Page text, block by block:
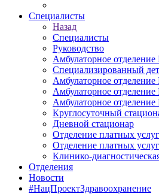
Специалисты
Назад
Специалисты
Руководство
Амбулаторное
Специализированный
Амбулаторное
Амбулаторное
Амбулаторное
Круглосуточный
Дневной стационар
Отделение платных
Отделение платных
Клинико-
Отделения
Новости
#НацПроектЗдравоохранение